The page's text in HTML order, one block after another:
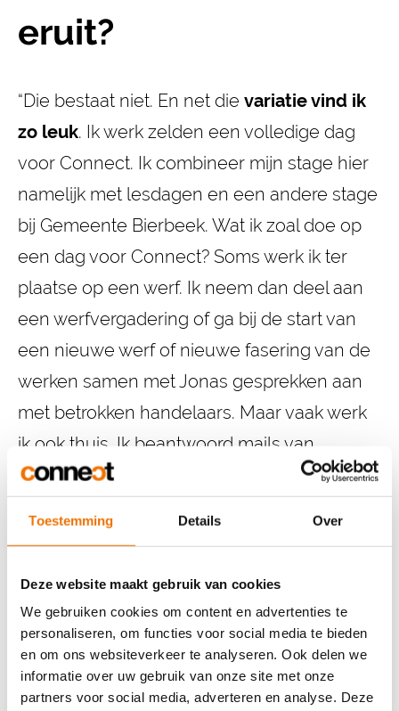
Toestemming Details Over
Deze website maakt gebruik van cookies
We gebruiken cookies om content en advertenties te
personaliseren, om functies voor social media te bieden
en om ons websiteverkeer te analyseren. Ook delen we
informatie over uw gebruik van onze site met onze
partners voor social media, adverteren en analyse. Deze
eruit?
“Die bestaat niet. En net die variatie vind ik
zo leuk. Ik werk zelden een volledige dag
voor Connect. Ik combineer mijn stage hier
namelijk met lesdagen en een andere stage
bij Gemeente Bierbeek. Wat ik zoal doe op
een dag voor Connect? Soms werk ik ter
plaatse op een werf. Ik neem dan deel aan
een werfvergadering of ga bij de start van
een nieuwe werf of nieuwe fasering van de
werken samen met Jonas gesprekken aan
met betrokken handelaars. Maar vaak werk
ik ook thuis. Ik beantwoord mails van
handelaars en bewoners, Teams en